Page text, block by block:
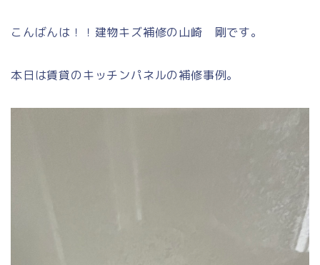
こんばんは！！建物キズ補修の山崎 剛です。
本日は賃貸のキッチンパネルの補修事例。